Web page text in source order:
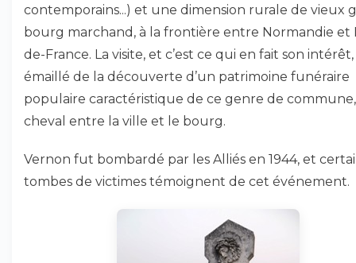
contemporains...) et une dimension rurale de vieux
bourg marchand, à la frontière entre Normandie et
de-France. La visite, et c’est ce qui en fait son
émaillé de la découverte d’un patrimoine funéraire
populaire caractéristique de ce genre de
cheval entre la ville et le bourg.
Vernon fut bombardé par les Alliés en 1944, et
tombes de victimes témoignent de cet événement.